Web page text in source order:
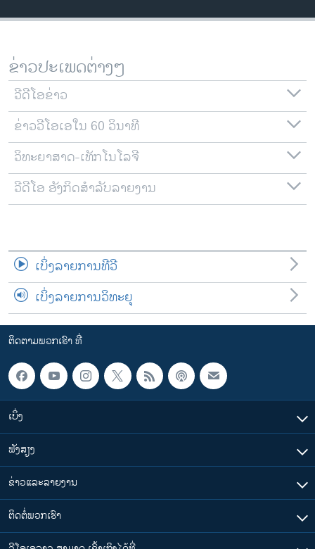
ລາຍການກະຈາຍສຽງ
ລາຍງານ
ຕິດຕາມພວກເຮົາ ທີ່
ພາສາຕ່າງໆ
ຂ່າວປະເພດຕ່າງໆ
ວີດີໂອຂ່າວ
ຂ່າວວີໂອເອໃນ 60 ວິນາທີ
ວິທະຍາສາດ-ເທັກໂນໂລຈີ
ວີດີໂອ ອັງກິດສຳລັບລາຍງານ
ເບິ່ງລາຍການທີວີ
ເບິ່ງລາຍການວິທະຍຸ
ຕິດຕາມພວກເຮົາ ທີ່
ເບິ່ງ
ຟັງສຽງ
ຂ່າວແລະລາຍງານ
ຕິດຕໍ່ພວກເຮົາ